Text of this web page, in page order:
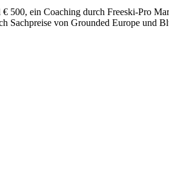
500, ein Coaching durch Freeski-Pro
Sachpreise von Grounded Europe und